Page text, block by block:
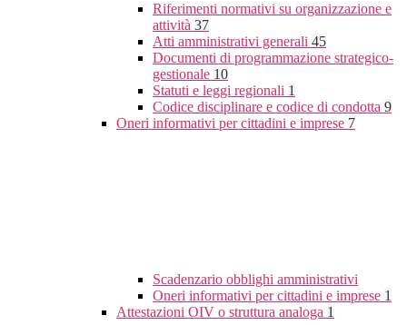
Riferimenti normativi su organizzazione e
attività 37
Atti amministrativi generali 45
Documenti di programmazione strategico-
gestionale 10
Statuti e leggi regionali 1
Codice disciplinare e codice di condotta 9
Oneri informativi per cittadini e imprese 7
Scadenzario obblighi amministrativi
Oneri informativi per cittadini e imprese 1
Attestazioni OIV o struttura analoga 1